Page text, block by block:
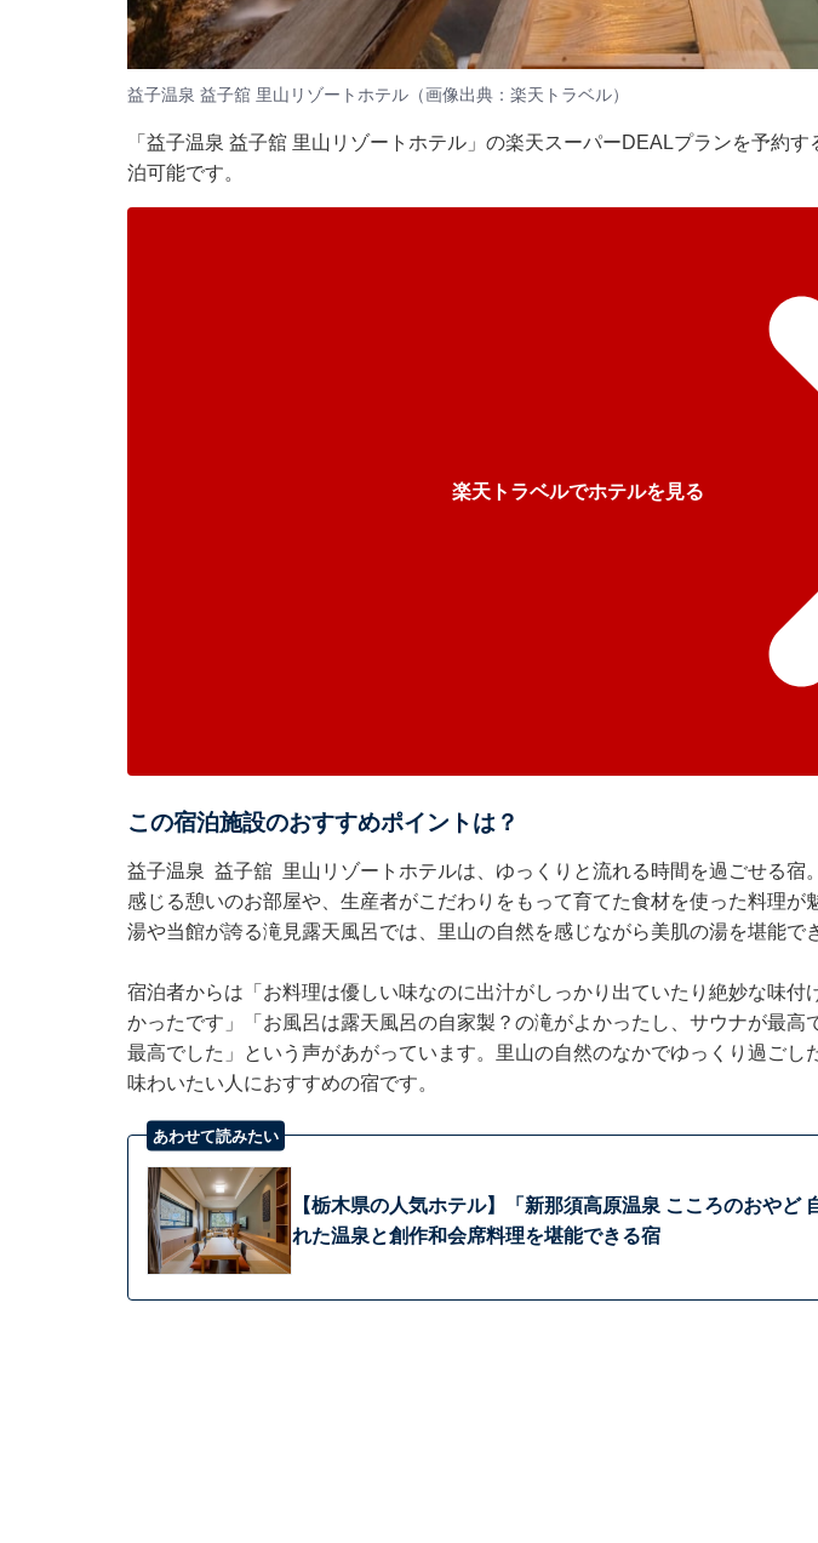
益子温泉 益子舘 里山リゾートホテル（画像出典：楽天トラベル）
「益子温泉 益子舘 里山リゾートホテル」の楽天スーパーDEALプランを予約
泊可能です。
楽天トラベルでホテルを見る
この宿泊施設のおすすめポイントは？
益子温泉 益子舘 里山リゾートホテルは、ゆっくりと流れる時間を過ごせる宿
感じる憩いのお部屋や、生産者がこだわりをもって育てた食材を使った料理が
湯や当館が誇る滝見露天風呂では、里山の自然を感じながら美肌の湯を堪能で
宿泊者からは「お料理は優しい味なのに出汁がしっかり出ていたり絶妙な味付
かったです」「お風呂は露天風呂の自家製？の滝がよかったし、サウナが最高
最高でした」という声があがっています。里山の自然のなかでゆっくり過ごし
味わいたい人におすすめの宿です。
あわせて読みたい
【栃木県の人気ホテル】「新那須高原温泉 こころのおやど
れた温泉と創作和会席料理を堪能できる宿